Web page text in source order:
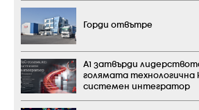
Горди отвътре
А1 затвърди
голямата технологична
системен интегратор